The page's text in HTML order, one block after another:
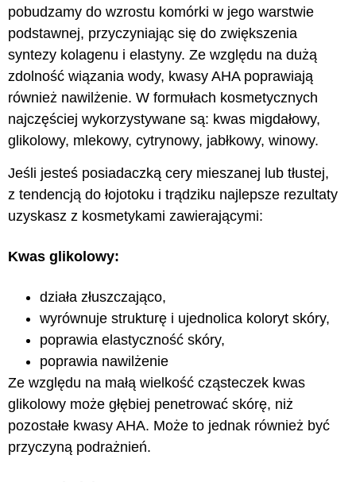
pobudzamy do wzrostu komórki w jego warstwie
podstawnej, przyczyniając się do zwiększenia
syntezy kolagenu i elastyny. Ze względu na dużą
zdolność wiązania wody, kwasy AHA poprawiają
również nawilżenie. W formułach kosmetycznych
najczęściej wykorzystywane są: kwas migdałowy,
glikolowy, mlekowy, cytrynowy, jabłkowy, winowy.
Jeśli jesteś posiadaczką cery mieszanej lub tłustej,
z tendencją do łojotoku i trądziku najlepsze rezultaty
uzyskasz z kosmetykami zawierającymi:
Kwas glikolowy:
działa złuszczająco,
wyrównuje strukturę i ujednolica koloryt skóry,
poprawia elastyczność skóry,
poprawia nawilżenie
Ze względu na małą wielkość cząsteczek kwas
glikolowy może głębiej penetrować skórę, niż
pozostałe kwasy AHA. Może to jednak również być
przyczyną podrażnień.